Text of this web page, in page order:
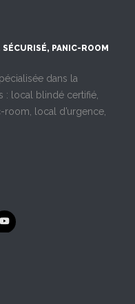
PANIC-ROOM
dans la
: local blindé certifié,
local d’urgence,